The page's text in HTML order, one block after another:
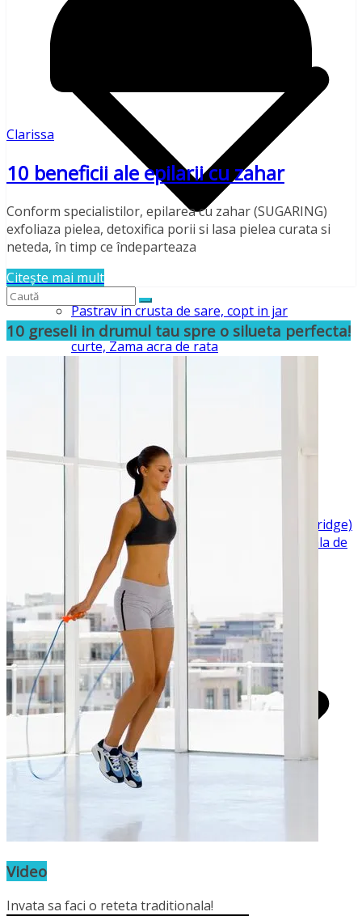
Pastrav in crusta de sare, copt in jar
O reteta simpla din carne grasa de rata de
curte, Zama acra de rata
Paste Singapore Surf & Turf
Rata Peking
Reteta germana: Coaste fripte la gratar
Salata cu tofu si frunze de telina
Balik Ekmek (Peste in paine sau Galata Bridge)
O reteta de pizza creata pentru mai, Petala de
primavara
Turta cu ceapa verde
Home & Deco
Clarissa
10 beneficii ale epilarii cu zahar
Conform specialistilor, epilarea cu zahar (SUGARING)
exfoliaza pielea, detoxifica porii si lasa pielea curata si
neteda, în timp ce îndeparteaza
Citește mai mult
10 greseli in drumul tau spre o silueta perfecta!
Video
Invata sa faci o reteta traditionala!